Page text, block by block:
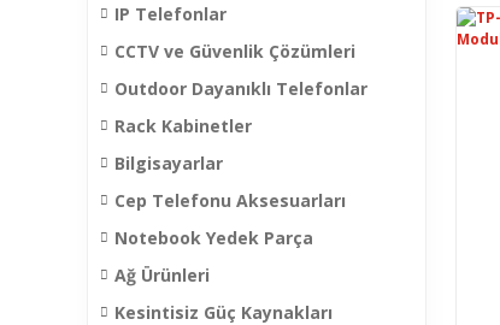
IP Telefonlar
CCTV ve Güvenlik Çözümleri
Outdoor Dayanıklı Telefonlar
Rack Kabinetler
Bilgisayarlar
Cep Telefonu Aksesuarları
Notebook Yedek Parça
Ağ Ürünleri
Kesintisiz Güç Kaynakları